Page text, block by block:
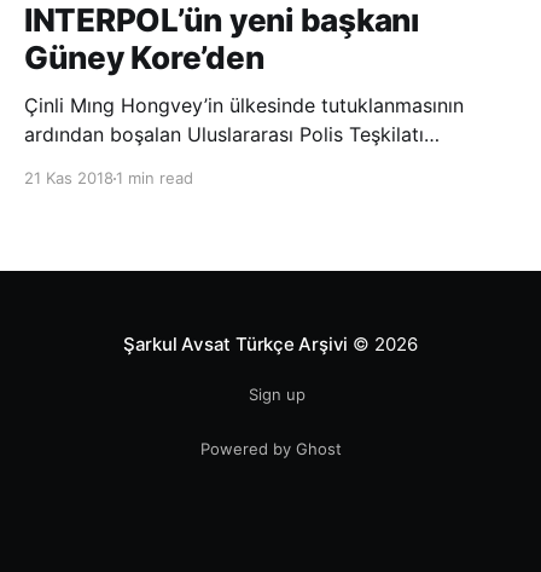
INTERPOL’ün yeni başkanı
Güney Kore’den
Çinli Mıng Hongvey’in ülkesinde tutuklanmasının
ardından boşalan Uluslararası Polis Teşkilatı
21 Kas 2018 1 min read
Şarkul Avsat Türkçe Arşivi © 2026
Sign up
Powered by Ghost